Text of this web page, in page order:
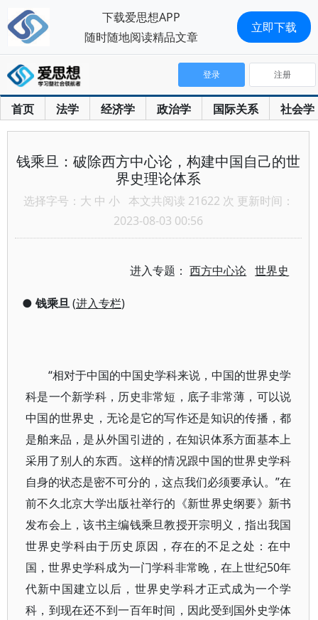
首页 法学 经济学 政治学 国际关系 社会学
登录 注册
钱乘旦：破除西方中心论，构建中国自己的世
界史理论体系
选择字号： 大 中 小 本文共阅读 21622 次 更新时间：
2023-08-03 00:56
进入专题：西方中心论 世界史
● 钱乘旦(进入专栏)
“相对于中国的中国史学科来说，中国的世界史学
科是一个新学科，历史非常短，底子非常薄，可以说
中国的世界史，无论是它的写作还是知识的传播，都
是舶来品，是从外国引进的，在知识体系方面基本上
采用了别人的东西。这样的情况跟中国的世界史学科
自身的状态是密不可分的，这点我们必须要承认。”在
前不久北京大学出版社举行的《新世界史纲要》新书
发布会上，该书主编钱乘旦教授开宗明义，指出我国
世界史学科由于历史原因，存在的不足之处：在中
国，世界史学科成为一门学科非常晚，在上世纪50年
代新中国建立以后，世界史学科才正式成为一个学
科，到现在还不到一百年时间，因此受到国外史学体
下载爱思想APP
随时随地阅读精品文章
立即下载